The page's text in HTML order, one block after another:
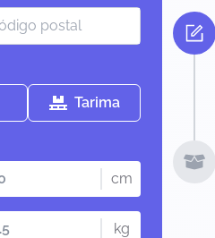
Tarima
cm
kg